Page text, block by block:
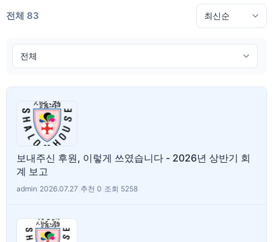
전체 83
보내주신 후원, 이렇게 쓰였습니다 - 2026년 상반기 회
계 보고
admin 2026.07.27 추천 0 조회 5258